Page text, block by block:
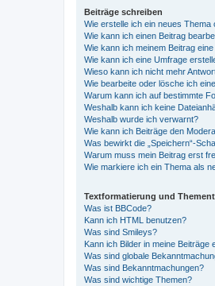
Beiträge schreiben
Wie erstelle ich ein neues Thema
Wie kann ich einen Beitrag
Wie kann ich meinem Beitrag
Wie kann ich eine Umfrage
Wieso kann ich nicht mehr
Wie bearbeite oder lösche ich
Warum kann ich auf bestimmte
Weshalb kann ich keine
Weshalb wurde ich verwarnt?
Wie kann ich Beiträge den
Was bewirkt die „Speichern“-
Warum muss mein Beitrag erst
Wie markiere ich ein Thema als
Textformatierung und
Was ist BBCode?
Kann ich HTML benutzen?
Was sind Smileys?
Kann ich Bilder in meine Beiträge
Was sind globale
Was sind Bekanntmachungen?
Was sind wichtige Themen?